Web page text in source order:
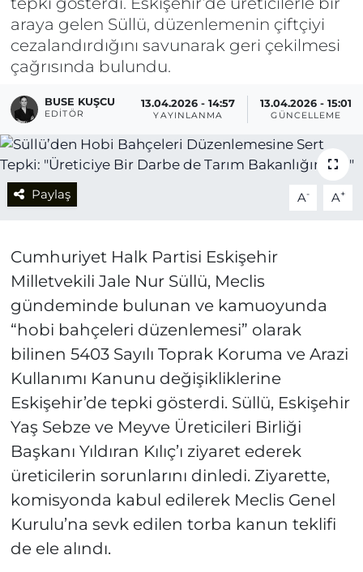
araya gelen Süllü, düzenlemenin çiftçiyi
cezalandırdığını savunarak geri çekilmesi
çağrısında bulundu.
BUSE KUŞCU
EDITÖR
13.04.2026 - 14:57
YAYINLANMA
13.04.2026 - 15:01
GÜNCELLEME
Paylaş A- A+
Cumhuriyet Halk Partisi Eskişehir
Milletvekili Jale Nur Süllü, Meclis
gündeminde bulunan ve kamuoyunda
“hobi bahçeleri düzenlemesi” olarak
bilinen 5403 Sayılı Toprak Koruma ve Arazi
Kullanımı Kanunu değişikliklerine
Eskişehir’de tepki gösterdi. Süllü, Eskişehir
Yaş Sebze ve Meyve Üreticileri Birliği
Başkanı Yıldıran Kılıç’ı ziyaret ederek
üreticilerin sorunlarını dinledi. Ziyarette,
komisyonda kabul edilerek Meclis Genel
Kurulu’na sevk edilen torba kanun teklifi
de ele alındı.